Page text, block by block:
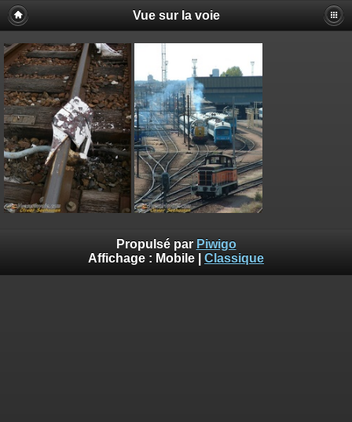
Vue sur la voie
Propulsé par Piwigo
Affichage : Mobile Classique